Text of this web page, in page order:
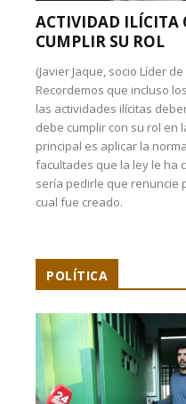
ACTIVIDAD ILÍCITA
CUMPLIR SU ROL
(Javier Jaque, socio Líder
Recordemos que incluso
las actividades ilícitas
debe cumplir con su rol en
principal es aplicar la
facultades que la ley le ha
sería pedirle que renuncie
cual fue creado.
POLÍTICA